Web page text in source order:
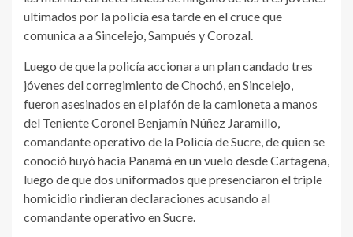
ultimados por la policía esa tarde en el cruce que
comunica a a Sincelejo, Sampués y Corozal.
Luego de que la policía accionara un plan candado tres
jóvenes del corregimiento de Chochó, en Sincelejo,
fueron asesinados en el plafón de la camioneta a manos
del Teniente Coronel Benjamín Núñez Jaramillo,
comandante operativo de la Policía de Sucre, de quien se
conoció huyó hacia Panamá en un vuelo desde Cartagena,
luego de que dos uniformados que presenciaron el triple
homicidio rindieran declaraciones acusando al
comandante operativo en Sucre.